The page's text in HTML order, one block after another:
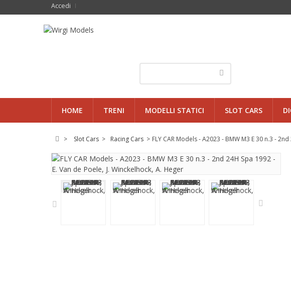
Accedi
HOME TRENI MODELLI STATICI SLOT CARS
> Slot Cars > Racing Cars > FLY CAR Models - A2023 - BMW M3 E 30 n.3 -